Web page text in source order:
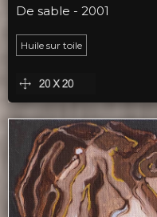
De sable - 2001
Huile sur toile